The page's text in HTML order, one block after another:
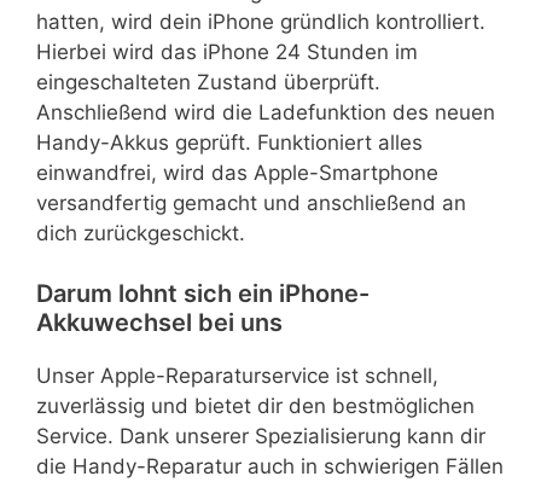
hatten, wird dein iPhone gründlich kontrolliert.
Hierbei wird das iPhone 24 Stunden im
eingeschalteten Zustand überprüft.
Anschließend wird die Ladefunktion des neuen
Handy-Akkus geprüft. Funktioniert alles
einwandfrei, wird das Apple-Smartphone
versandfertig gemacht und anschließend an
dich zurückgeschickt.
Darum lohnt sich ein iPhone-
Akkuwechsel bei uns
Unser Apple-Reparaturservice ist schnell,
zuverlässig und bietet dir den bestmöglichen
Service. Dank unserer Spezialisierung kann dir
die Handy-Reparatur auch in schwierigen Fällen